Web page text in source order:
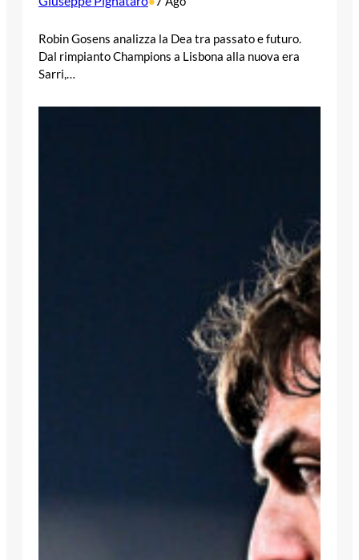
Robin Gosens analizza la Dea tra passato e futuro.
Dal rimpianto Champions a Lisbona alla nuova era
Sarri,…